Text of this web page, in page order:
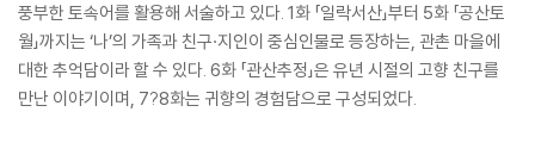
풍부한 토속어를 활용해 서술하고 있다. 1화 「일락서산」부터 5화 「공산토
월」까지는 ‘나’의 가족과 친구·지인이 중심인물로 등장하는, 관촌 마을에
대한 추억담이라 할 수 있다. 6화 「관산추정」은 유년 시절의 고향 친구를
만난 이야기이며, 7?8화는 귀향의 경험담으로 구성되었다.